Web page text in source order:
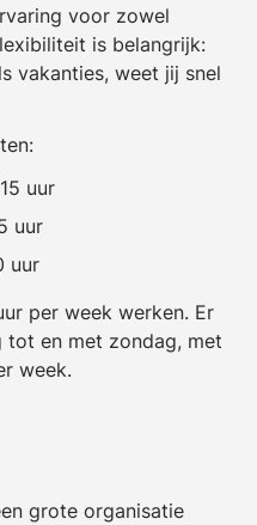
voor zowel
is belangrijk:
vakanties, weet jij snel
uur
uur
uur
per week werken. Er
en met zondag, met
week.
grote organisatie